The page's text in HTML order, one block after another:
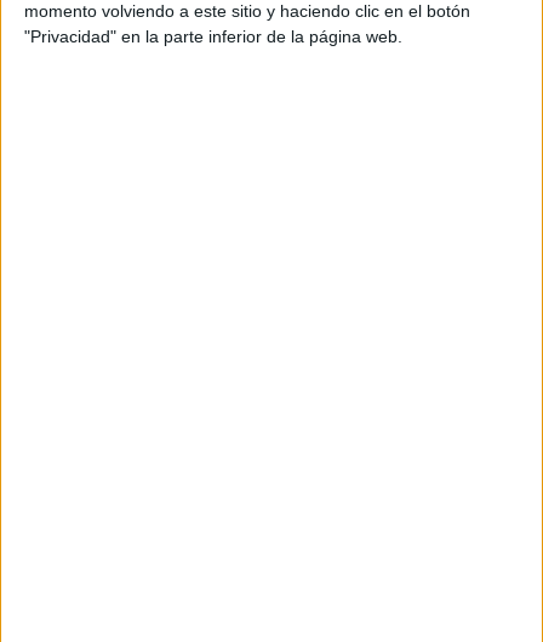
momento volviendo a este sitio y haciendo clic en el botón
"Privacidad" en la parte inferior de la página web.
companyiaha transportat127.899 persones
això suposa un
de les que va